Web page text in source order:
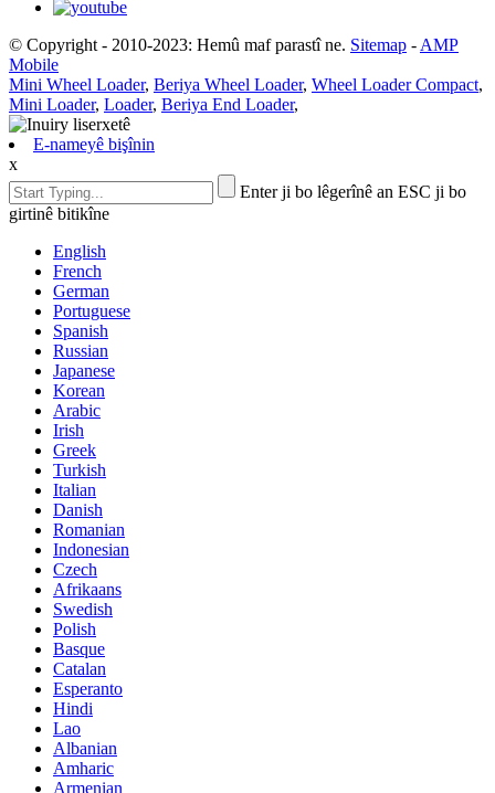
© Copyright - 2010-2023: Hemû maf parastî ne. Sitemap - AMP
Mobile
Mini Wheel Loader, Beriya Wheel Loader, Wheel Loader Compact,
Mini Loader, Loader, Beriya End Loader,
E-nameyê bişînin
x
Enter ji bo lêgerînê an ESC ji bo
girtinê bitikîne
English
French
German
Portuguese
Spanish
Russian
Japanese
Korean
Arabic
Irish
Greek
Turkish
Italian
Danish
Romanian
Indonesian
Czech
Afrikaans
Swedish
Polish
Basque
Catalan
Esperanto
Hindi
Lao
Albanian
Amharic
Armenian